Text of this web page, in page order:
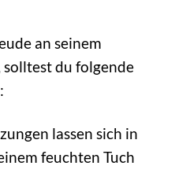
an seinem
du folgende
lassen sich in
feuchten Tuch